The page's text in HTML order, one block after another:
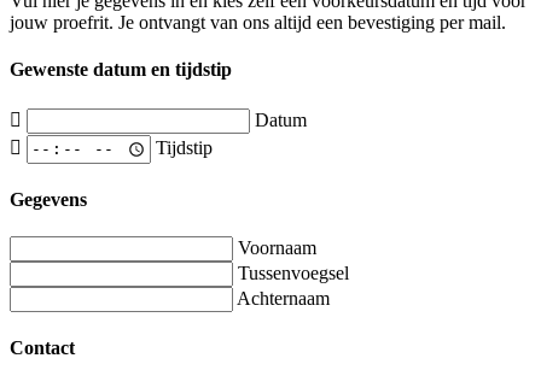
jouw proefrit. Je ontvangt van ons altijd een bevestiging per mail.
Gewenste datum en tijdstip
Datum
Tijdstip
Gegevens
Voornaam
Tussenvoegsel
Achternaam
Contact